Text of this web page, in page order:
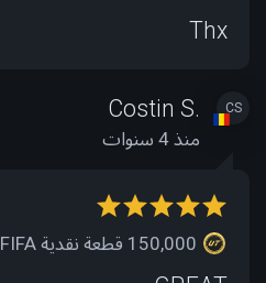
Thx
CS
Costin S.
منذ 4 سنوات